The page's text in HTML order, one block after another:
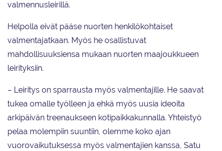
valmennusleirillä.
Helpolla eivät pääse nuorten henkilökohtaiset
valmentajatkaan. Myös he osallistuvat
mahdollisuuksiensa mukaan nuorten maajoukkueen
leirityksiin.
– Leiritys on sparrausta myös valmentajille. He saavat
tukea omalle työlleen ja ehkä myös uusia ideoita
arkipäivän treenaukseen kotipaikkakunnalla. Yhteistyö
pelaa molempiin suuntiin, olemme koko ajan
vuorovaikutuksessa myös valmentajien kanssa, Satu